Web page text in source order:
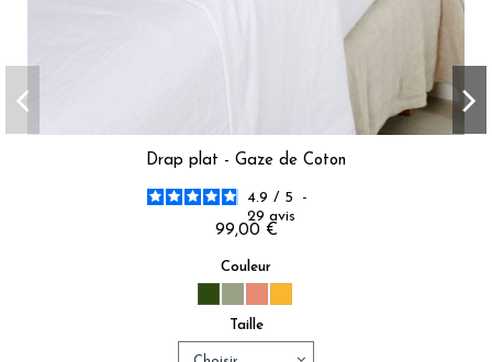
Drap plat - Gaze de Coton
4.9 / 5
-
29 avis
99,00 €
Couleur
Taille